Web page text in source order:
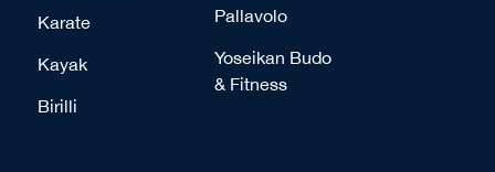
Karate
Kayak
Birilli
Pallavolo
Yoseikan Budo
& Fitness